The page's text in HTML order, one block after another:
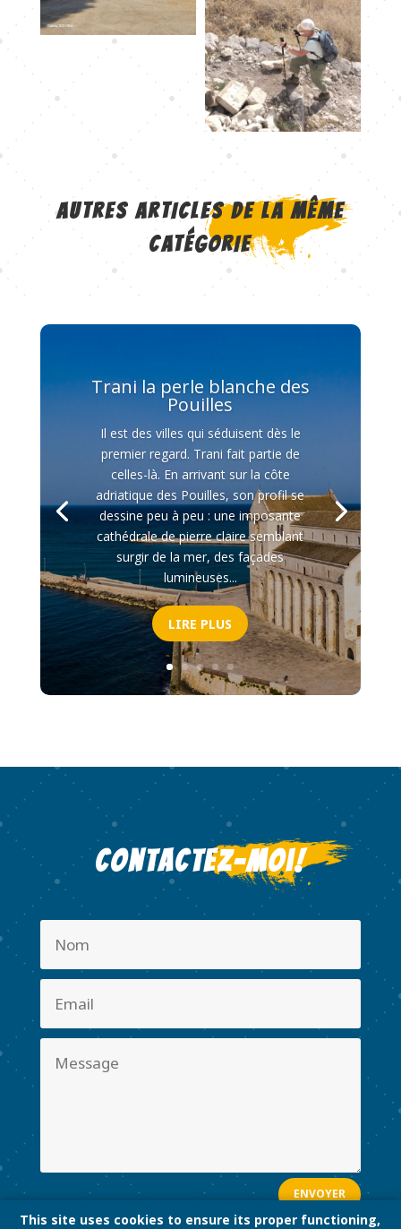
AUTRES ARTICLES DE LA MÊME
CATÉGORIE
Trani la perle blanche des
Pouilles
Il est des villes qui séduisent dès le
premier regard. Trani fait partie de
celles-là. En arrivant sur la côte
adriatique des Pouilles, son profil se
dessine peu à peu : une imposante
cathédrale de pierre claire semblant
surgir de la mer, des façades
lumineuses...
LIRE PLUS
Contactez-moi!
ENVOYER
This site uses cookies to ensure its proper functioning,